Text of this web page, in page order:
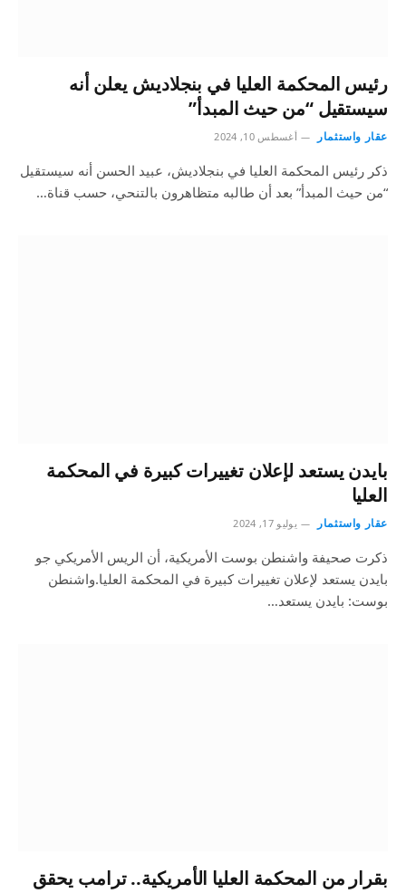
رئيس المحكمة العليا في بنجلاديش يعلن أنه
سيستقيل “من حيث المبدأ”
عقار واستثمار أغسطس 10, 2024
ذكر رئيس المحكمة العليا في بنجلاديش، عبيد الحسن أنه سيستقيل
“من حيث المبدأ” بعد أن طالبه متظاهرون بالتنحي، حسب قناة…
بايدن يستعد لإعلان تغييرات كبيرة في المحكمة
العليا
عقار واستثمار يوليو 17, 2024
ذكرت صحيفة واشنطن بوست الأمريكية، أن الريس الأمريكي جو
بايدن يستعد لإعلان تغييرات كبيرة في المحكمة العليا.واشنطن
بوست: بايدن يستعد…
بقرار من المحكمة العليا الأمريكية.. ترامب يحقق